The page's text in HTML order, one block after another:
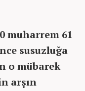
muharrem 61
susuzluğa
o mübarek
arşın